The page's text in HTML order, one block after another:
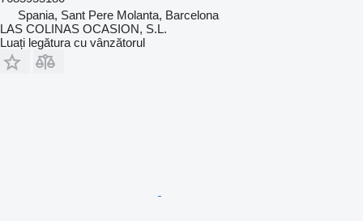
Spania, Sant Pere Molanta, Barcelona
LAS COLINAS OCASION, S.L.
Luați legătura cu vânzătorul